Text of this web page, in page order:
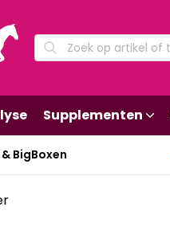
Supplementen
BigBoxen